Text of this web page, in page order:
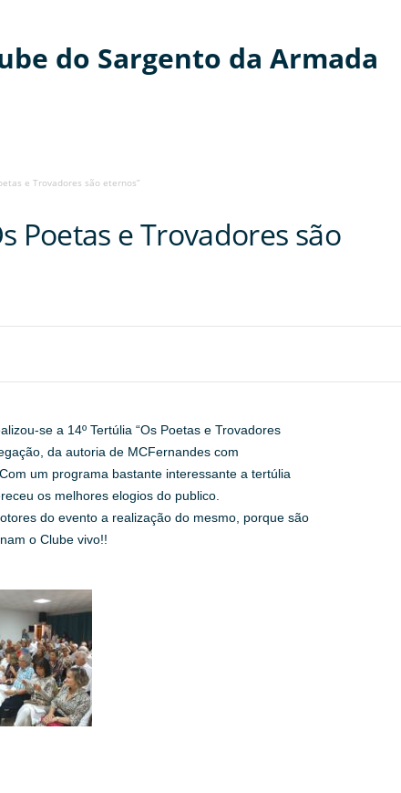
do Sargento da Armada
e Trovadores são eternos”
Poetas e Trovadores são
se a 14º Tertúlia “Os Poetas e Trovadores
da autoria de MCFernandes com
um programa bastante interessante a tertúlia
os melhores elogios do publico.
do evento a realização do mesmo, porque são
o Clube vivo!!